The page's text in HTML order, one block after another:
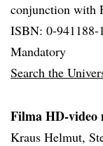
conjunction with
ISBN: 0-941188-
Mandatory
Search the
Filma HD-video
Kraus Helmut,